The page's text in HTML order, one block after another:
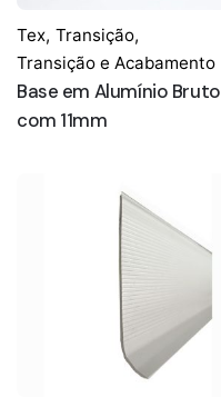
Tex, Transição,
Transição e Acabamento
Base em Alumínio Bruto
com 11mm